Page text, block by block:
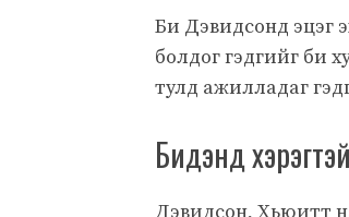
Би Дэвидсонд эцэг
болдог гэдгийг би
тулд ажилладаг
Бидэнд
Дэвидсон, Хьюитт